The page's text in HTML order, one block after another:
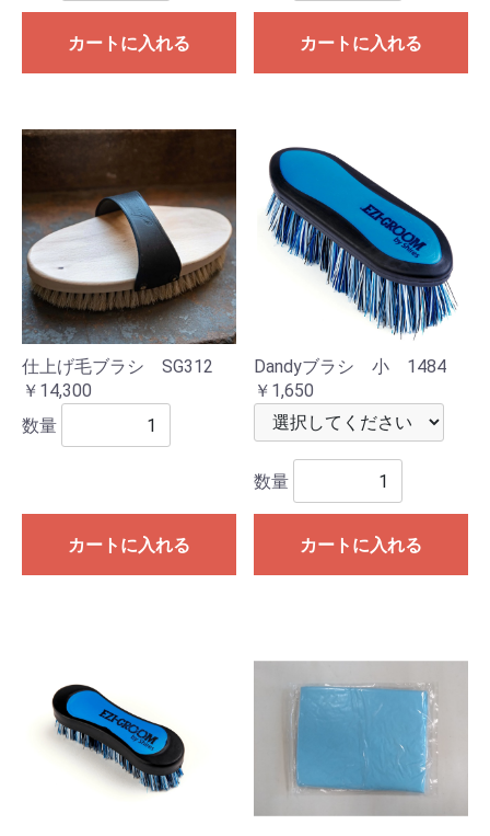
カートに入れる カートに入れる
仕上げ毛ブラシ SG312
￥14,300
数量
カートに入れる
Dandyブラシ 小 1484
￥1,650
数量
カートに入れる